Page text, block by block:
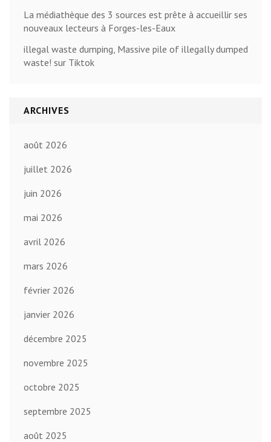
La médiathèque des 3 sources est prête à accueillir ses
nouveaux lecteurs à Forges-les-Eaux
illegal waste dumping, Massive pile of illegally dumped
waste! sur Tiktok
ARCHIVES
août 2026
juillet 2026
juin 2026
mai 2026
avril 2026
mars 2026
février 2026
janvier 2026
décembre 2025
novembre 2025
octobre 2025
septembre 2025
août 2025